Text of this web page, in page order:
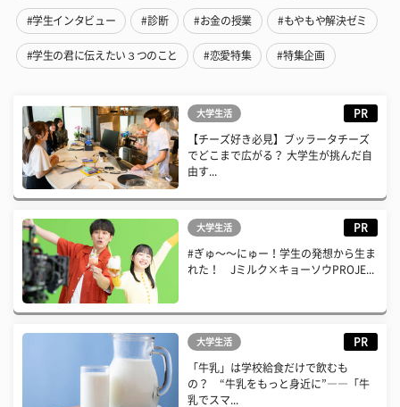
#学生インタビュー #診断 #お金の授業 #もやもや解決ゼミ
#学生の君に伝えたい３つのこと #恋愛特集 #特集企画
大学生活 PR
【チーズ好き必見】ブッラータチーズ
でどこまで広がる？ 大学生が挑んだ自
由す...
大学生活 PR
#ぎゅ〜〜にゅー！学生の発想から生ま
れた！ Jミルク×キョーソウPROJE...
大学生活 PR
「牛乳」は学校給食だけで飲むも
の？ “牛乳をもっと身近に”――「牛
乳でスマ...